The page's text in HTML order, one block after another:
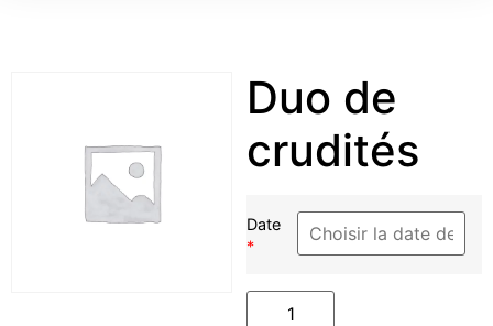
Duo de
crudités
Date
*